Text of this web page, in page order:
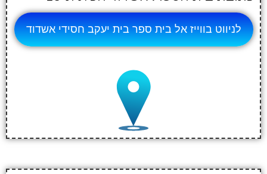
לניווט בווייז אל בית ספר בית יעקב חסידי אשדוד